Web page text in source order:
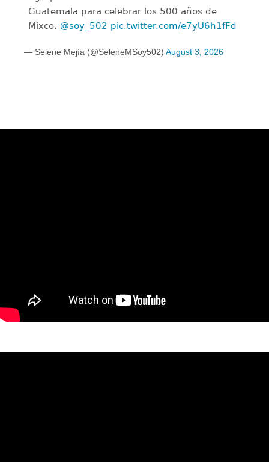
Guatemala para celebrar los 500 años de
Mixco. @soy_502 pic.twitter.com/e7yU6h1fFd
— Selene Mejía (@SeleneMSoy502) August 3, 2026